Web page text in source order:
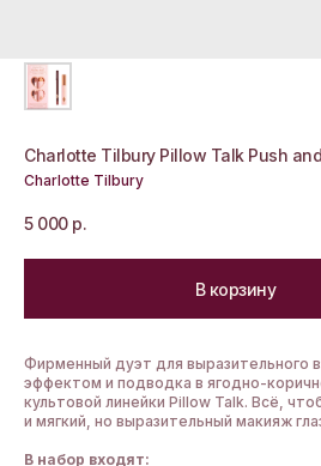
Charlotte Tilbury Pillow Talk Push
Charlotte Tilbury
5 000 р.
В корзину
Фирменный дуэт для выразительного
эффектом и подводка в ягодно-
культовой линейки Pillow Talk. Всё,
и мягкий, но выразительный макияж
В набор входят: